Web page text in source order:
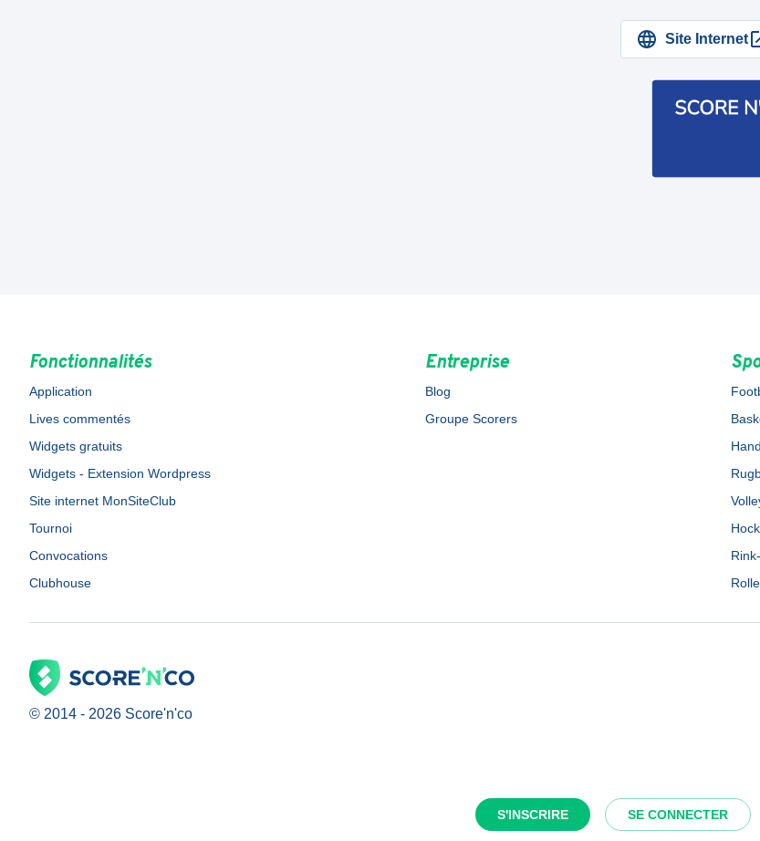
S'INSCRIRE SE CONNECTER
Site Internet
Fonctionnalités
Application
Lives commentés
Widgets gratuits
Widgets - Extension Wordpress
Site internet MonSiteClub
Tournoi
Convocations
Clubhouse
Entreprise
Blog
Groupe Scorers
Hand
© 2014 - 2026 Score'n'co